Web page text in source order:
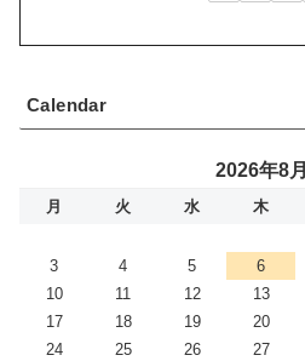
Calendar
2026年8月
月 火 水 木
3
4 5 6
10
11 12 13
17
18 19 20
24
25 26 27